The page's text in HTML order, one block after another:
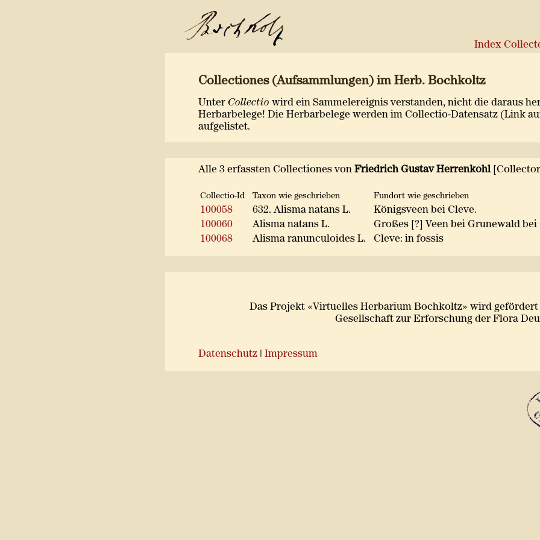
Index
Collectiones (Aufsammlungen) im Herb. Bochkoltz
Unter Collectio wird ein Sammelereignis verstanden, nicht die daraus
Herbarbelege! Die Herbarbelege werden im Collectio-Datensatz (Link
aufgelistet.
Alle 3 erfassten Collectiones von Friedrich Gustav Herrenkohl
Collectio-Id Taxon wie geschrieben Fundort wie geschrieben
100058 632. Alisma natans L.
Königsveen bei Cleve.
100060
Alisma natans L.
Großes [?] Veen bei Grunewald bei
100068
Alisma ranunculoides L. Cleve: in fossis
Das Projekt «Virtuelles Herbarium Bochkoltz» wird
Gesellschaft zur Erforschung der Flora
Datenschutz Impressum